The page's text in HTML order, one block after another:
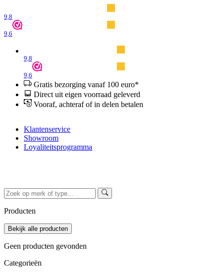
9,8
9,6
9,8
9,6
Gratis bezorging vanaf 100 euro*
Direct uit eigen voorraad geleverd
Vooraf, achteraf of in delen betalen
Klantenservice
Showroom
Loyaliteitsprogramma
Producten
Geen producten gevonden
Categorieën